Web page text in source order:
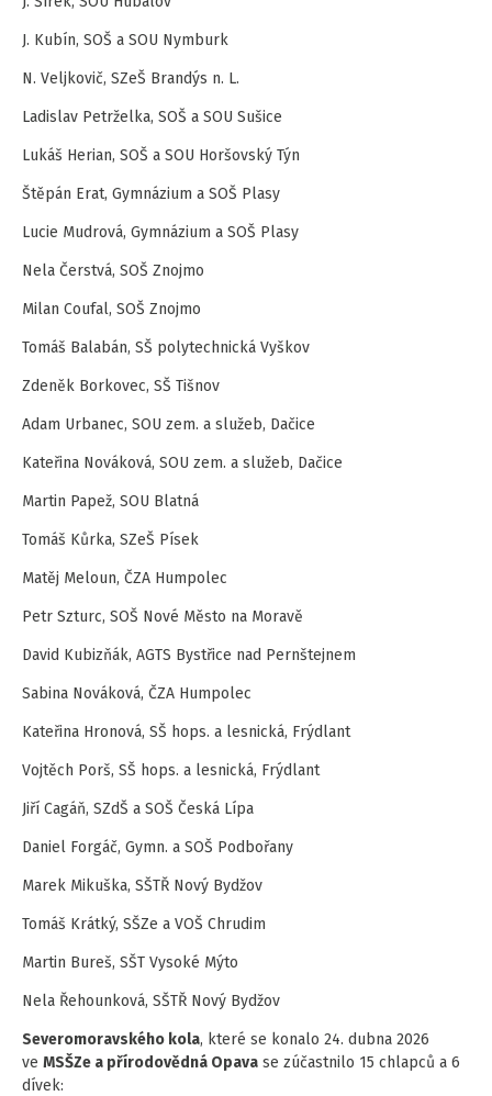
J. Kubín, SOŠ a SOU Nymburk
N. Veljkovič, SZeŠ Brandýs n. L.
Ladislav Petrželka, SOŠ a SOU Sušice
Lukáš Herian, SOŠ a SOU Horšovský Týn
Štěpán Erat, Gymnázium a SOŠ Plasy
Lucie Mudrová, Gymnázium a SOŠ Plasy
Nela Čerstvá, SOŠ Znojmo
Milan Coufal, SOŠ Znojmo
Tomáš Balabán, SŠ polytechnická Vyškov
Zdeněk Borkovec, SŠ Tišnov
Adam Urbanec, SOU zem. a služeb, Dačice
Kateřina Nováková, SOU zem. a služeb, Dačice
Martin Papež, SOU Blatná
Tomáš Kůrka, SZeŠ Písek
Matěj Meloun, ČZA Humpolec
Petr Szturc, SOŠ Nové Město na Moravě
David Kubizňák, AGTS Bystřice nad Pernštejnem
Sabina Nováková, ČZA Humpolec
Kateřina Hronová, SŠ hops. a lesnická, Frýdlant
Vojtěch Porš, SŠ hops. a lesnická, Frýdlant
Jiří Cagáň, SZdŠ a SOŠ Česká Lípa
Daniel Forgáč, Gymn. a SOŠ Podbořany
Marek Mikuška, SŠTŘ Nový Bydžov
Tomáš Krátký, SŠZe a VOŠ Chrudim
Martin Bureš, SŠT Vysoké Mýto
Nela Řehounková, SŠTŘ Nový Bydžov
Severomoravského kola, které se konalo 24. dubna 2026
ve MSŠZe a přírodovědná Opava se zúčastnilo 15 chlapců a 6
dívek: